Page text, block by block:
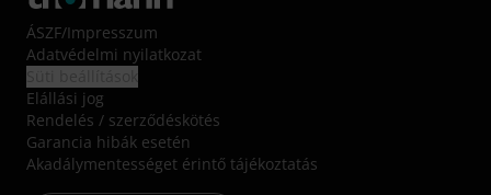
ÁSZF/Impresszum
Adatvédelmi nyilatkozat
Elállási jog
Rendelés / szerződéskötés
Garancia hibák esetén
Akadálymentességet érintő tájékoztatás